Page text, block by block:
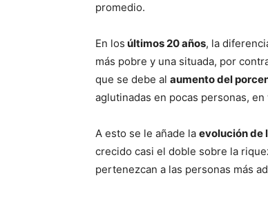
promedio.
En los últimos 20 años, la
más pobre y una situada, por
que se debe al aumento del
aglutinadas en pocas personas,
A esto se le añade la evolución de
crecido casi el doble sobre la
pertenezcan a las personas más